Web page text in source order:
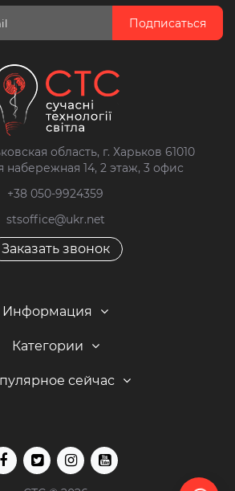
Подписаться
область, г. Харьков 61010
набережная 14, 2 этаж, 3 офис
+38 050-9924359
stsoffice@ukr.net
Заказать звонок
Информация
Категории
сейчас